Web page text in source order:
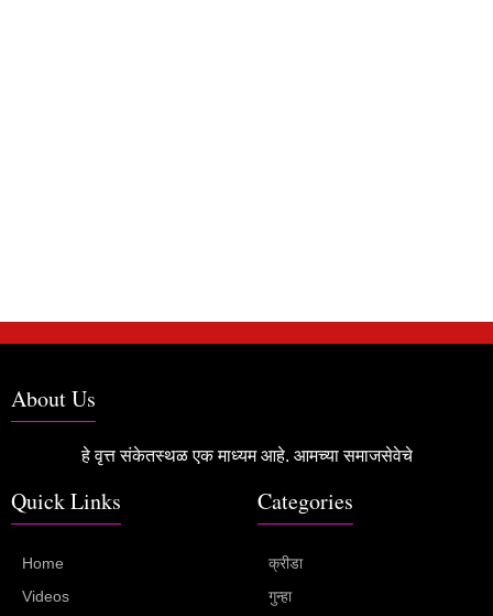
About Us
हे वृत्त संकेतस्थळ एक माध्यम आहे. आमच्या समाजसेवेचे
Quick Links
Home
Videos
Categories
क्रीडा
गुन्हा